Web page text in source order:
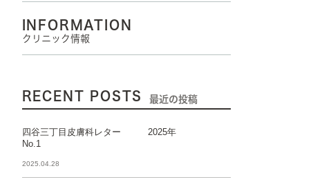
INFORMATION
クリニック情報
RECENT POSTS 最近の投稿
四谷三丁目皮膚科レター 2025年
No.1
2025.04.28